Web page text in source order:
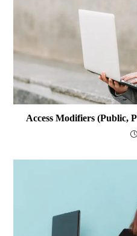
Access Modifiers (public,